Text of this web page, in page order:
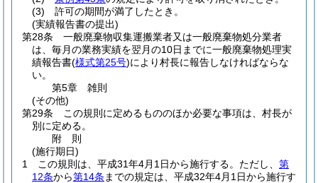
(3)
許可の期間が満了したとき。
(実績報告書の提出)
第28条
一般廃棄物収集運搬業者又は一般廃棄物処分業者
は、毎月の業務実績を翌月の10日までに一般廃棄物処理実
績報告書(様式第25号)により村長に報告しなければならな
い。
第5章
雑則
(その他)
第29条
この規則に定めるもののほか必要な事項は、村長が
別に定める。
附 則
(施行期日)
1
この規則は、平成31年4月1日から施行する。 ただし、 第
12条から第14条 までの規定は、平成32年4月1日から施行す